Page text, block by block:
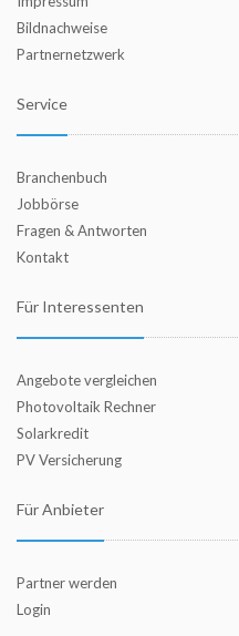
Bildnachweise
Partnernetzwerk
Service
Branchenbuch
Jobbörse
Fragen & Antworten
Kontakt
Für Interessenten
Angebote vergleichen
Photovoltaik Rechner
Solarkredit
PV Versicherung
Für Anbieter
Partner werden
Login